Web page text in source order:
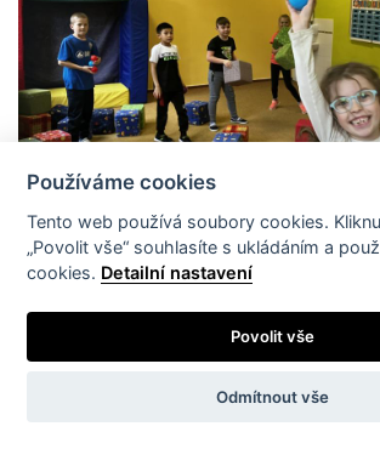
Používáme cookies
Tento web používá soubory cookies.
„Povolit vše“ souhlasíte s ukládáním a
cookies. Detailní nastavení
Povolit vše
Odmítnout vše